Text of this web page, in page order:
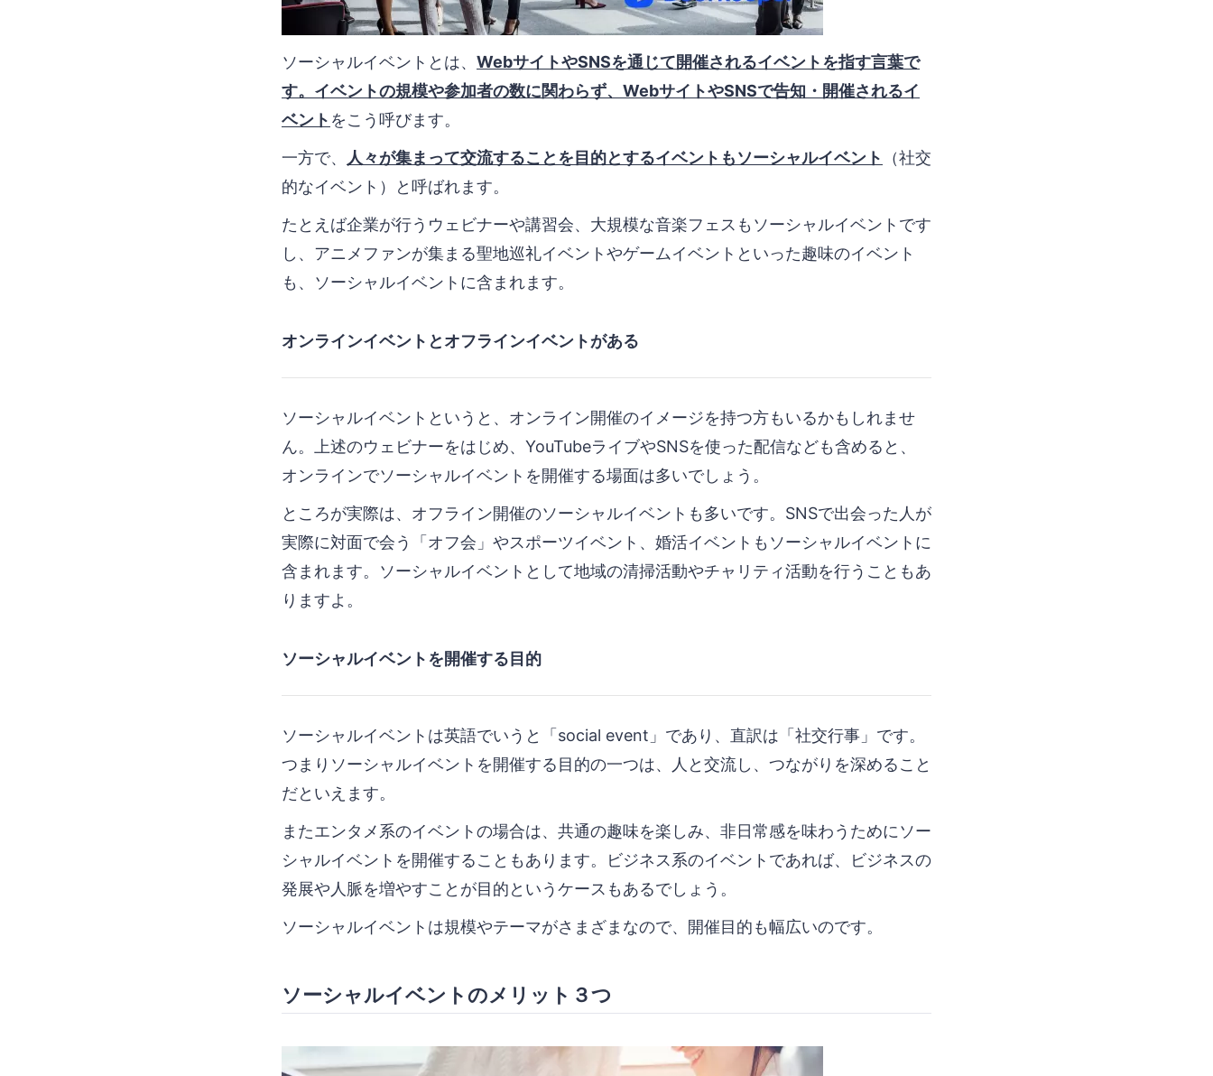
ソーシャルイベントとは、 WebサイトやSNSを通じて開催されるイベントを指す言葉で
す。イベントの規模や参加者の数に関わらず、WebサイトやSNSで告知・開催されるイ
ベント をこう呼びます。
一方で、 人々が集まって交流することを目的とするイベントもソーシャルイベント
（社交
的なイベント）と呼ばれます。
たとえば企業が行うウェビナーや講習会、大規模な音楽フェスもソーシャルイベントです
し、アニメファンが集まる聖地巡礼イベントやゲームイベントといった趣味のイベント
も、ソーシャルイベントに含まれます。
オンラインイベントとオフラインイベントがある
ソーシャルイベントというと、オンライン開催のイメージを持つ方もいるかもしれませ
ん。上述のウェビナーをはじめ、YouTubeライブやSNSを使った配信なども含めると、
オンラインでソーシャルイベントを開催する場面は多いでしょう。
ところが実際は、オフライン開催のソーシャルイベントも多いです。SNSで出会った人が
実際に対面で会う「オフ会」やスポーツイベント、婚活イベントもソーシャルイベントに
含まれます。ソーシャルイベントとして地域の清掃活動やチャリティ活動を行うこともあ
りますよ。
ソーシャルイベントを開催する目的
ソーシャルイベントは英語でいうと「social event」であり、直訳は「社交行事」です。
つまりソーシャルイベントを開催する目的の一つは、人と交流し、つながりを深めること
だといえます。
またエンタメ系のイベントの場合は、共通の趣味を楽しみ、非日常感を味わうためにソー
シャルイベントを開催することもあります。ビジネス系のイベントであれば、ビジネスの
発展や人脈を増やすことが目的というケースもあるでしょう。
ソーシャルイベントは規模やテーマがさまざまなので、開催目的も幅広いのです。
ソーシャルイベントのメリット３つ